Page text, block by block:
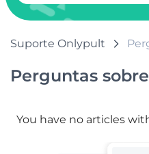
Suporte Onlypult
Perguntas
You have no articles